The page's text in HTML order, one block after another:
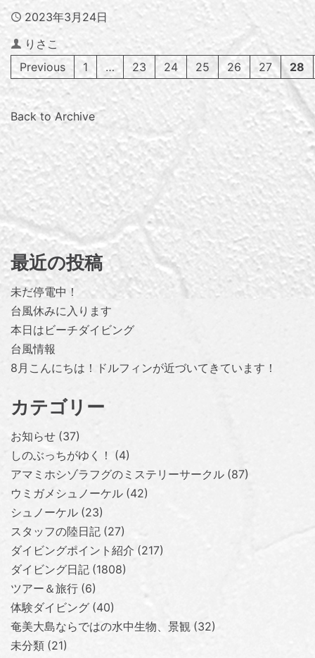
Published
2023年3月24日
Author
りさこ
Previous
1 … 23 24 25 26 27 28
Back to Archive
最近の投稿
未だ停電中！
台風休みに入ります
本日はビーチダイビング
台風情報
8月こんにちは！ドルフィンが近づいてきています！
カテゴリー
お知らせ 37
しのぶっちがゆく！
4
アマミホシゾラフグのミステリーサークル 87
ウミガメシュノーケル 42
シュノーケル 23
スタッフの陸日記 27
ダイビングポイント紹介 217
ダイビング日記 1808
ツアー＆旅行 6
体験ダイビング 40
奄美大島ならではの水中生物、景観 32
未分類 21